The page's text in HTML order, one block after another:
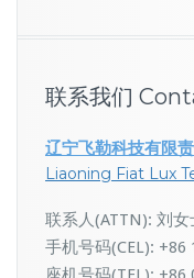
联系我们
辽宁飞勒科技有限
Liaoning Fiat Lux
联系人(ATTN): 刘
手机号码(CEL): +86